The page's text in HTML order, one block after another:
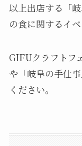
以上出店する「
の食に関するイ
GIFUクラフトフ
や「岐阜の手仕
ください。